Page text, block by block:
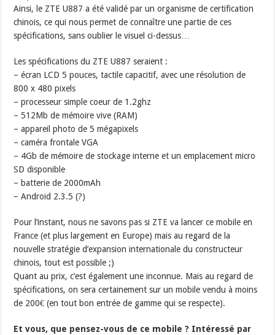
Ainsi, le ZTE U887 a été validé par un organisme de certification
chinois, ce qui nous permet de connaître une partie de ces
spécifications, sans oublier le visuel ci-dessus…
Les spécifications du ZTE U887 seraient :
– écran LCD 5 pouces, tactile capacitif, avec une résolution de
800 x 480 pixels
– processeur simple coeur de 1.2ghz
– 512Mb de mémoire vive (RAM)
– appareil photo de 5 mégapixels
– caméra frontale VGA
– 4Gb de mémoire de stockage interne et un emplacement micro
SD disponible
– batterie de 2000mAh
– Android 2.3.5 (?)
Pour l’instant, nous ne savons pas si ZTE va lancer ce mobile en
France (et plus largement en Europe) mais au regard de la
nouvelle stratégie d’expansion internationale du constructeur
chinois, tout est possible ;)
Quant au prix, c’est également une inconnue. Mais au regard de
spécifications, on sera certainement sur un mobile vendu à moins
de 200€ (en tout bon entrée de gamme qui se respecte).
Et vous, que pensez-vous de ce mobile ? Intéressé par